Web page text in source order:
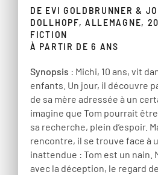
DE EVI GOLDBRUNNER &
DOLLHOPF, ALLEMAGNE,
FICTION
À PARTIR DE 6 ANS
Synopsis : Michi, 10 ans, vit
enfants. Un jour, il découvre
de sa mère adressée à un
imagine que Tom pourrait
sa recherche, plein d’espoir.
rencontre, il se trouve face à
inattendue : Tom est un nain.
avec la déception, le regard